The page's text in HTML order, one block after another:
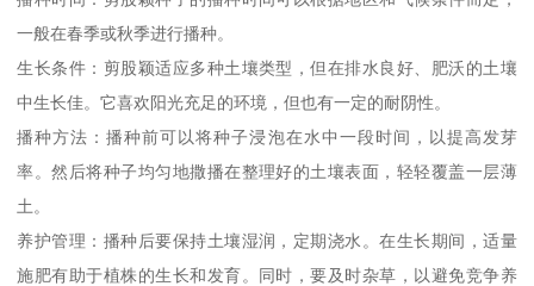
一般在春季或秋季进行播种。
生长条件：剪股颖适应多种土壤类型，但在排水良好、肥沃的土壤
中生长佳。它喜欢阳光充足的环境，但也有一定的耐阴性。
播种方法：播种前可以将种子浸泡在水中一段时间，以提高发芽
率。然后将种子均匀地撒播在整理好的土壤表面，轻轻覆盖一层薄
土。
养护管理：播种后要保持土壤湿润，定期浇水。在生长期间，适量
施肥有助于植株的生长和发育。同时，要及时杂草，以避免竞争养